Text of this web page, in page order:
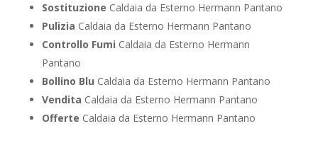
Sostituzione Caldaia da Esterno Hermann Pantano
Pulizia Caldaia da Esterno Hermann Pantano
Controllo Fumi Caldaia da Esterno Hermann
Pantano
Bollino Blu Caldaia da Esterno Hermann Pantano
Vendita Caldaia da Esterno Hermann Pantano
Offerte Caldaia da Esterno Hermann Pantano